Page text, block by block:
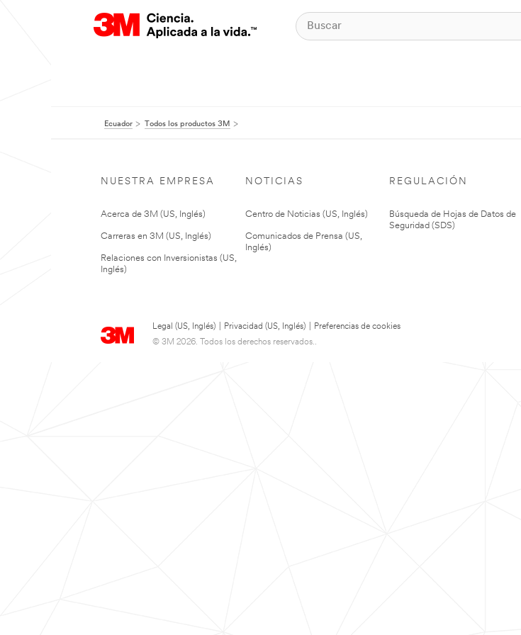
Ecuador Todos los productos 3M
NUESTRA EMPRESA
Acerca de 3M (US, Inglés)
Carreras en 3M (US, Inglés)
Relaciones con Inversionistas (US,
Inglés)
NOTICIAS
Centro de Noticias (US, Inglés)
Comunicados de Prensa (US,
Inglés)
REGULACIÓN
Búsqueda de Hojas de Datos de
Seguridad (SDS)
Legal (US, Inglés) Privacidad (US, Inglés)
Preferencias de cookies
© 3M 2026. Todos los derechos reservados..